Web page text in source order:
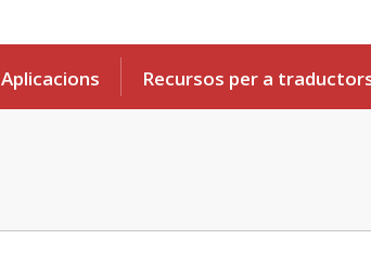
Aplicacions Recursos per a